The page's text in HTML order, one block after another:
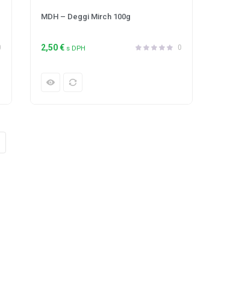
MDH – Deggi Mirch 100g
0
2,50€ s DPH